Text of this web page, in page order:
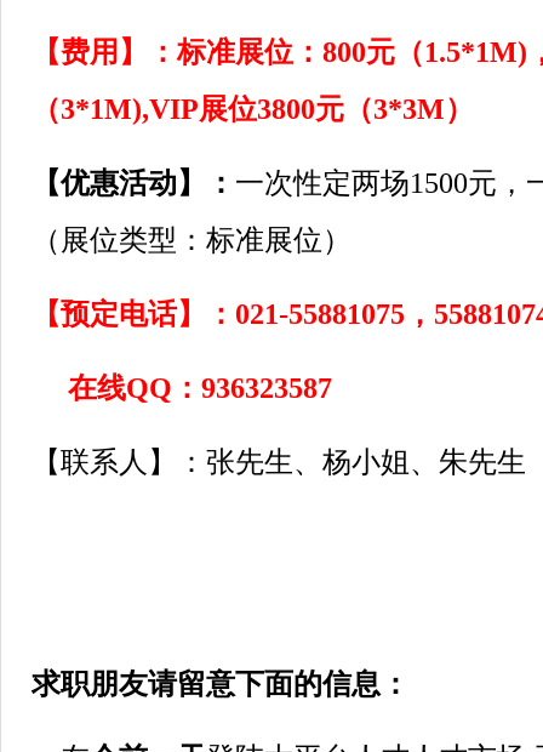
【费用】：标准展位：800元（1.5*1M)
（3*1M),VIP展位3800元（3*3M）
【优惠活动】： 一次性定两场1500元，
（展位类型：标准展位）
【预定电话】：021-55881075，
在线QQ：936323587
【联系人】：张先生、杨小姐、朱先
求职朋友请留意下面的信息：